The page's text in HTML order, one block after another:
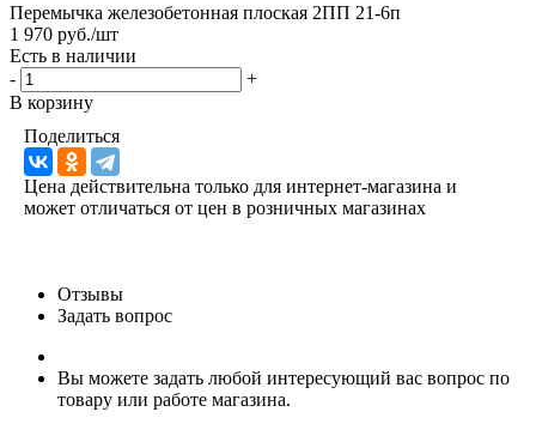
Перемычка железобетонная плоская 2ПП 21-6п
1 970 руб./шт
Есть в наличии
-
+
В корзину
Поделиться
Цена действительна только для интернет-магазина и
может отличаться от цен в розничных магазинах
Отзывы
Задать вопрос
Вы можете задать любой интересующий вас вопрос по
товару или работе магазина.